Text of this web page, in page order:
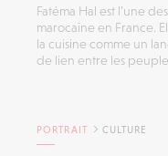
Fatéma Hal est l’une
marocaine en France.
la cuisine comme un
de lien entre les
PORTRAIT CULTURE